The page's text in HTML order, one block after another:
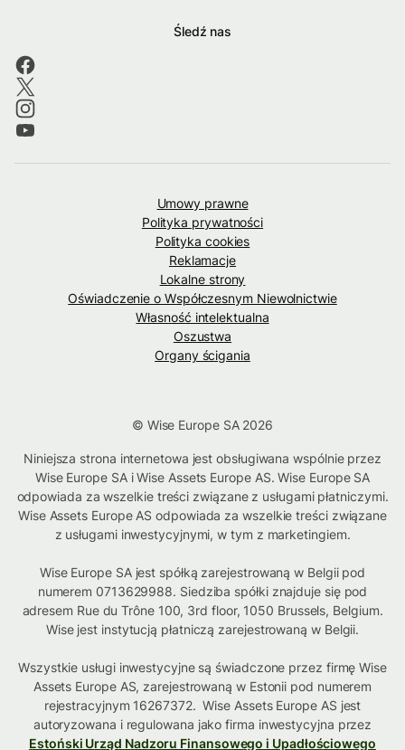
Śledź nas
Umowy prawne
Polityka prywatności
Polityka cookies
Reklamacje
Lokalne strony
Oświadczenie o Współczesnym Niewolnictwie
Własność intelektualna
Oszustwa
Organy ścigania
© Wise Europe SA 2026
Niniejsza strona internetowa jest obsługiwana wspólnie przez
Wise Europe SA i Wise Assets Europe AS. Wise Europe SA
odpowiada za wszelkie treści związane z usługami płatniczymi.
Wise Assets Europe AS odpowiada za wszelkie treści związane
z usługami inwestycyjnymi, w tym z marketingiem.
Wise Europe SA jest spółką zarejestrowaną w Belgii pod
numerem 0713629988. Siedziba spółki znajduje się pod
adresem Rue du Trône 100, 3rd floor, 1050 Brussels, Belgium.
Wise jest instytucją płatniczą zarejestrowaną w Belgii.
Wszystkie usługi inwestycyjne są świadczone przez firmę Wise
Assets Europe AS, zarejestrowaną w Estonii pod numerem
rejestracyjnym 16267372. Wise Assets Europe AS jest
autoryzowana i regulowana jako firma inwestycyjna przez
Estoński Urząd Nadzoru Finansowego i Upadłościowego